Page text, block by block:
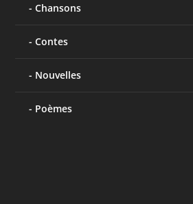
Chansons
Contes
Nouvelles
Poèmes